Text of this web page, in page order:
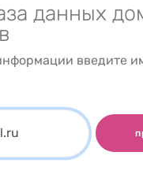
данных
введите